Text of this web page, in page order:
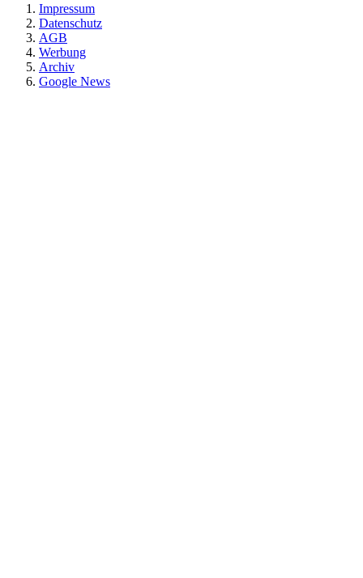
Impressum
Datenschutz
AGB
Werbung
Archiv
Google News